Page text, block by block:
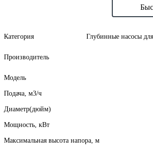
Категория Глубинные насосы
Производитель
Модель
Подача, м3/ч
Диаметр(дюйм)
Мощность, кВт
Максимальная высота напора, м